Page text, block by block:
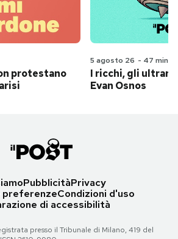
protestano
5 agosto 26 - 47 min
I ricchi, gli
Evan Osnos
PubblicitàPrivacy
preferenzeCondizioni d'uso
di accessibilità
presso il Tribunale di Milano, 419 del